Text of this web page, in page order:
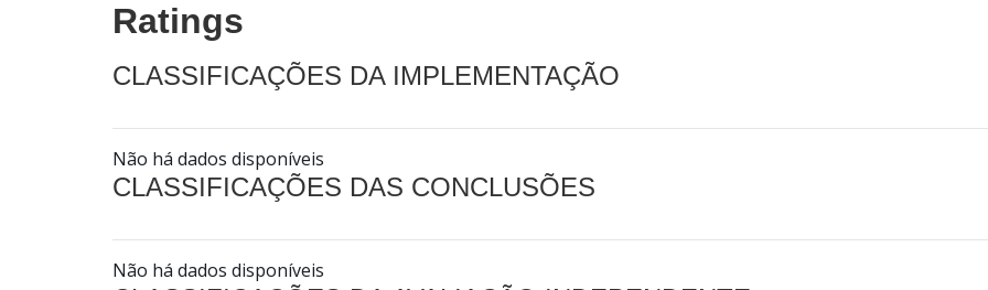
Ratings
CLASSIFICAÇÕES DA IMPLEMENTAÇÃO
Não há dados disponíveis
CLASSIFICAÇÕES DAS CONCLUSÕES
Não há dados disponíveis